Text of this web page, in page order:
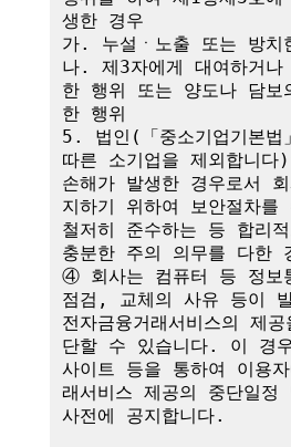
생한 경우
가. 누설ㆍ노출 또는 방치
나. 제3자에게 대여하거
한 행위 또는 양도나 담보
한 행위
5. 법인(「중소기업기본법
따른 소기업을 제외합니다
손해가 발생한 경우로서
지하기 위하여 보안절차를
철저히 준수하는 등 합리
충분한 주의 의무를 다한
④ 회사는 컴퓨터 등 정보
점검, 교체의 사유 등이
전자금융거래서비스의 제
단할 수 있습니다. 이 경
사이트 등을 통하여 이용
래서비스 제공의 중단일정
사전에 공지합니다.